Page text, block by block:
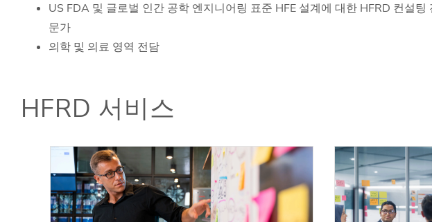
US FDA 및 글로벌 인간 공학 엔지니어링 표준 HFE 설계에 대한 HFRD 컨설팅
문가
의학 및 의료 영역 전담
HFRD 서비스